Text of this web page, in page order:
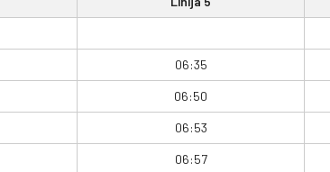
06:35
06:50
06:53
06:57